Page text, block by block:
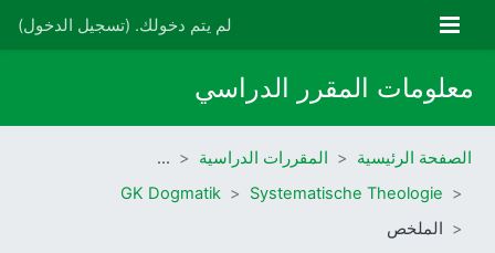
واجهة جانبية لم يتم دخولك. (تسجيل الدخول)
معلومات المقرر الدراسي
الصفحة الرئيسية المقررات الدراسية
…
Systematische Theologie
GK Dogmatik
الملخص